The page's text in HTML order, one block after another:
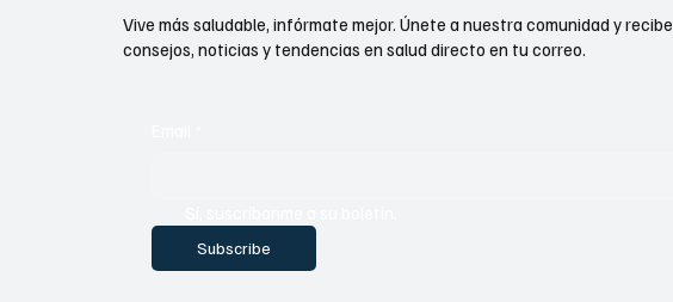
Subscribe
Vive más saludable, infórmate mejor. Únete a nuestra comunidad y recibe
consejos, noticias y tendencias en salud directo en tu correo.